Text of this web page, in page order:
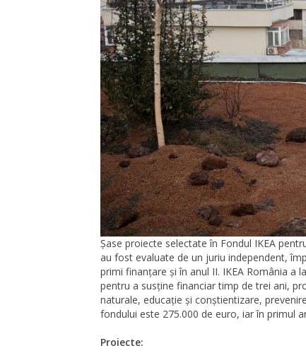
Șase proiecte selectate în Fondul IKEA
au fost evaluate de un juriu independent,
primi finanțare și în anul II. IKEA România a
pentru a susține financiar timp de trei ani,
naturale, educație și conștientizare,
fondului este 275.000 de euro, iar în primul
Proiecte: